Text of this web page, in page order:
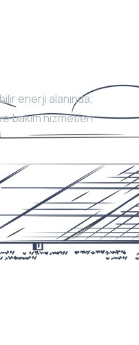
enerji alanında;
bakım hizmetleri